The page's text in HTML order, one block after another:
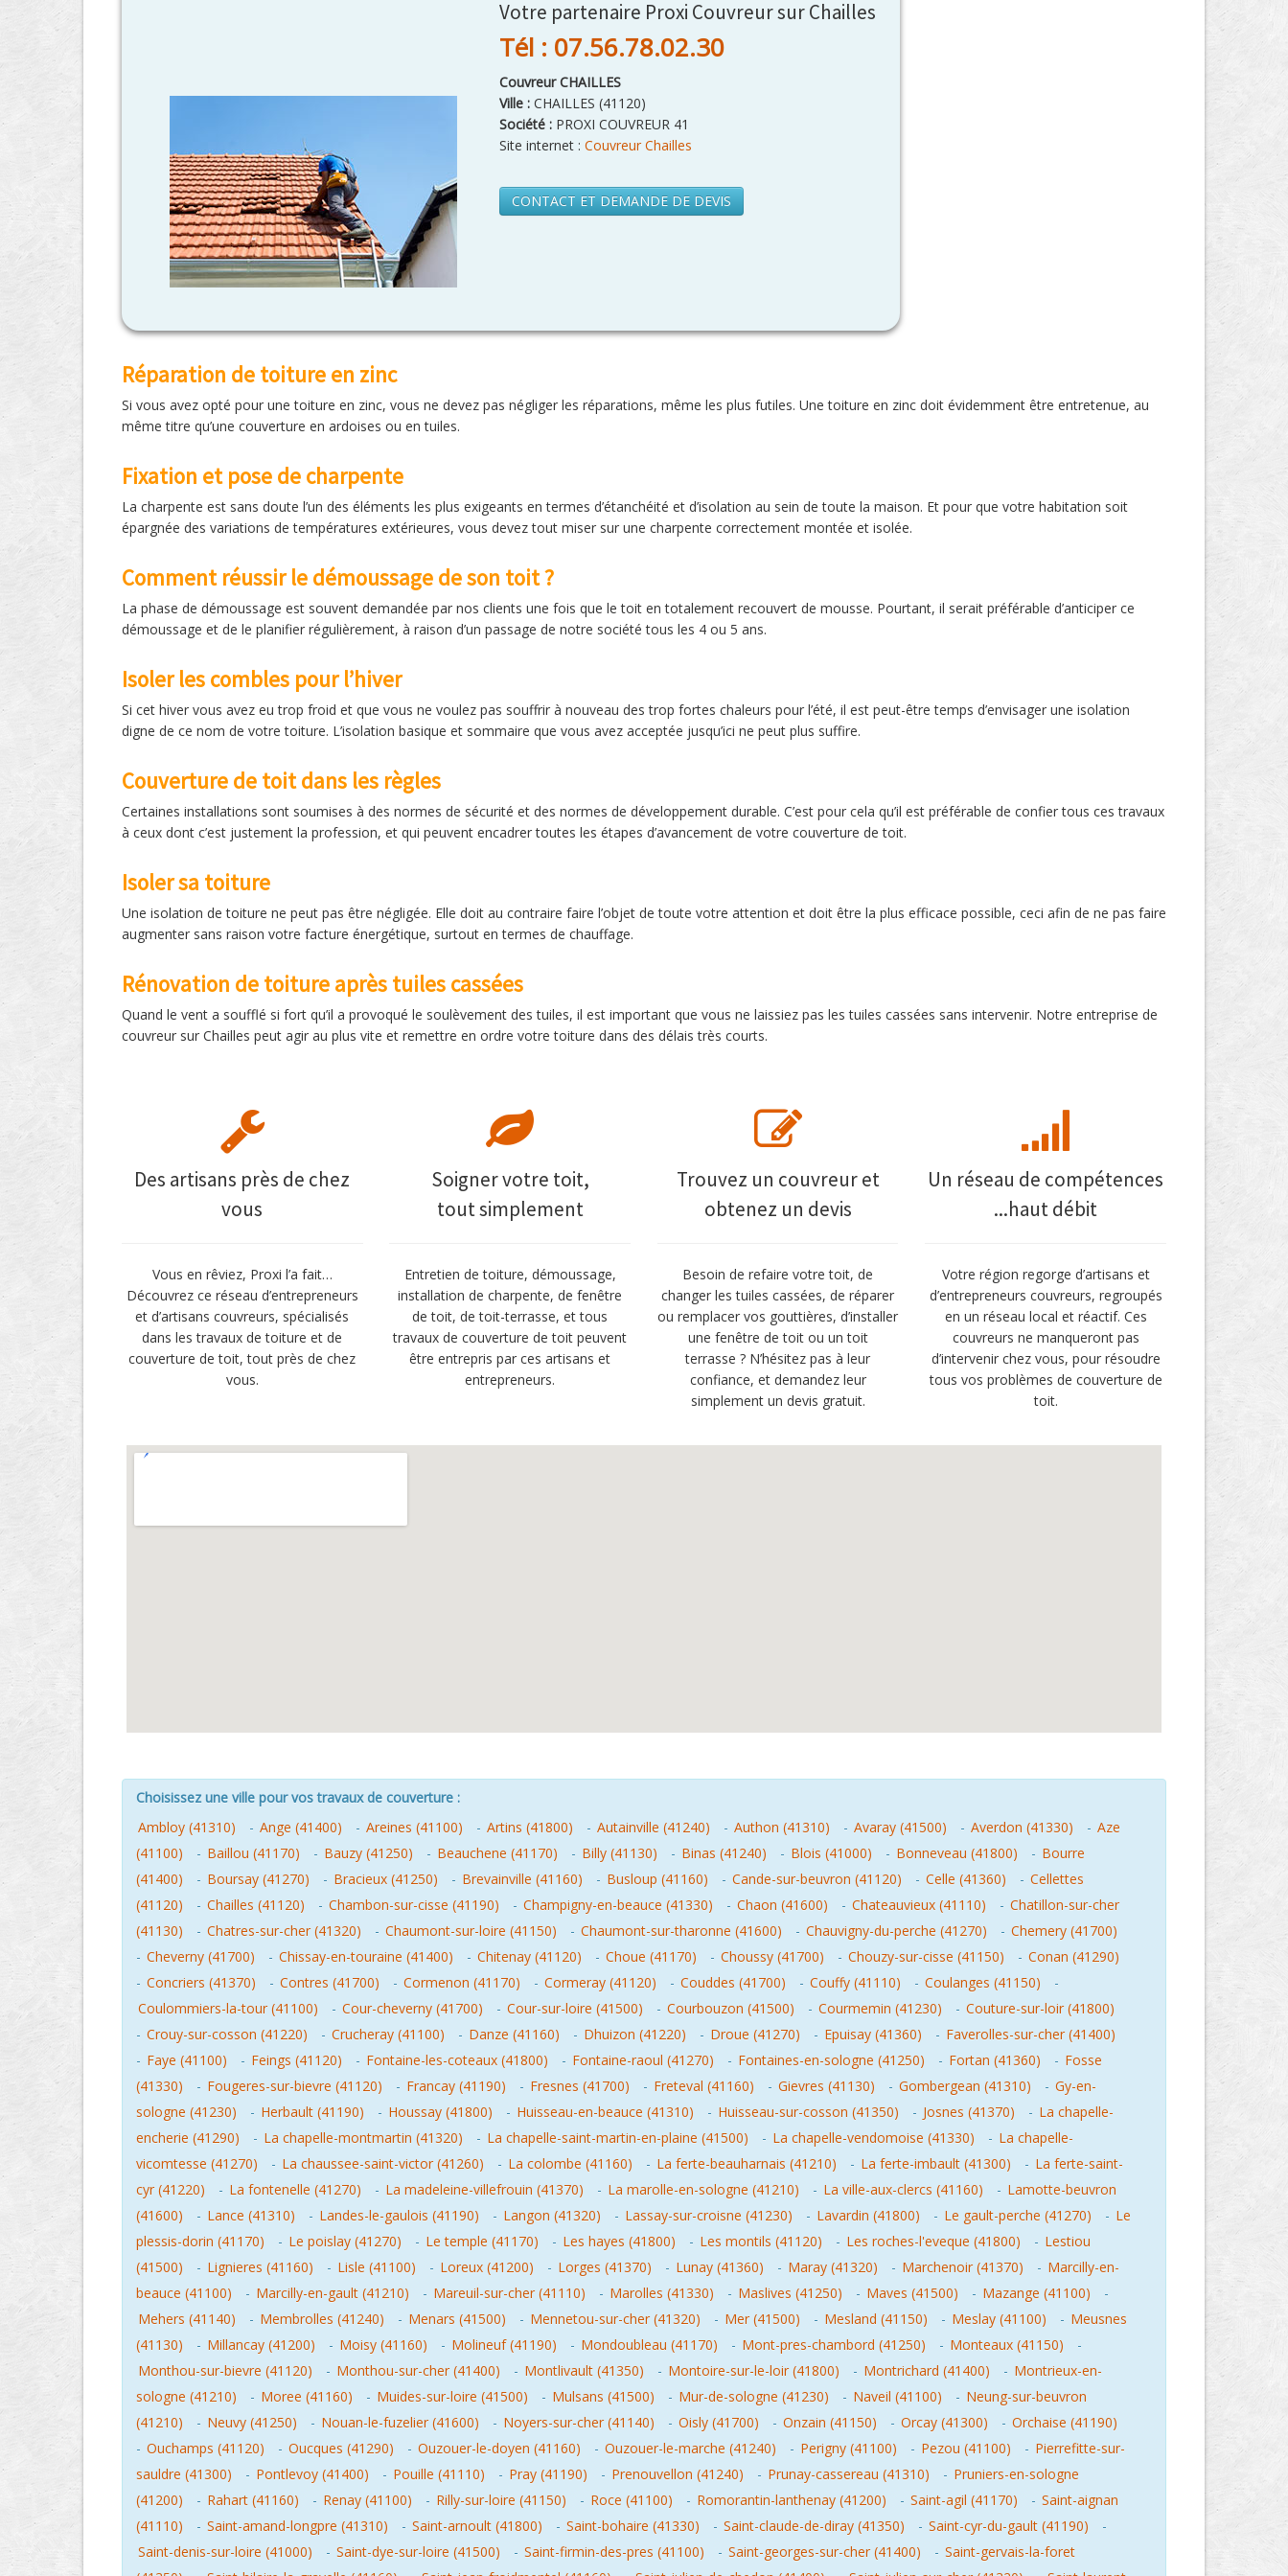
Votre partenaire Proxi Couvreur sur Chailles
Tél : 07.56.78.02.30
Couvreur CHAILLES
Ville : CHAILLES (41120)
Société : PROXI COUVREUR 41
Site internet : Couvreur Chailles
CONTACT ET DEMANDE DE DEVIS
Réparation de toiture en zinc
Si vous avez opté pour une toiture en zinc, vous ne devez pas négliger les réparations, même les plus futiles. Une toiture en zinc doit évidemment être entretenue, au
même titre qu’une couverture en ardoises ou en tuiles.
Fixation et pose de charpente
La charpente est sans doute l’un des éléments les plus exigeants en termes d’étanchéité et d’isolation au sein de toute la maison. Et pour que votre habitation soit
épargnée des variations de températures extérieures, vous devez tout miser sur une charpente correctement montée et isolée.
Comment réussir le démoussage de son toit ?
La phase de démoussage est souvent demandée par nos clients une fois que le toit en totalement recouvert de mousse. Pourtant, il serait préférable d’anticiper ce
démoussage et de le planifier régulièrement, à raison d’un passage de notre société tous les 4 ou 5 ans.
Isoler les combles pour l’hiver
Si cet hiver vous avez eu trop froid et que vous ne voulez pas souffrir à nouveau des trop fortes chaleurs pour l’été, il est peut-être temps d’envisager une isolation
digne de ce nom de votre toiture. L’isolation basique et sommaire que vous avez acceptée jusqu’ici ne peut plus suffire.
Couverture de toit dans les règles
Certaines installations sont soumises à des normes de sécurité et des normes de développement durable. C’est pour cela qu’il est préférable de confier tous ces travaux
à ceux dont c’est justement la profession, et qui peuvent encadrer toutes les étapes d’avancement de votre couverture de toit.
Isoler sa toiture
Une isolation de toiture ne peut pas être négligée. Elle doit au contraire faire l’objet de toute votre attention et doit être la plus efficace possible, ceci afin de ne pas faire
augmenter sans raison votre facture énergétique, surtout en termes de chauffage.
Rénovation de toiture après tuiles cassées
Quand le vent a soufflé si fort qu’il a provoqué le soulèvement des tuiles, il est important que vous ne laissiez pas les tuiles cassées sans intervenir. Notre entreprise de
couvreur sur Chailles peut agir au plus vite et remettre en ordre votre toiture dans des délais très courts.
Des artisans près de chez
vous
Vous en rêviez, Proxi l’a fait…
Découvrez ce réseau d’entrepreneurs
et d’artisans couvreurs, spécialisés
dans les travaux de toiture et de
couverture de toit, tout près de chez
vous.
Soigner votre toit,
tout simplement
Entretien de toiture, démoussage,
installation de charpente, de fenêtre
de toit, de toit-terrasse, et tous
travaux de couverture de toit peuvent
être entrepris par ces artisans et
entrepreneurs.
Trouvez un couvreur et
obtenez un devis
Besoin de refaire votre toit, de
changer les tuiles cassées, de réparer
ou remplacer vos gouttières, d’installer
une fenêtre de toit ou un toit
terrasse ? N’hésitez pas à leur
confiance, et demandez leur
simplement un devis gratuit.
Un réseau de compétences
...haut débit
Votre région regorge d’artisans et
d’entrepreneurs couvreurs, regroupés
en un réseau local et réactif. Ces
couvreurs ne manqueront pas
d’intervenir chez vous, pour résoudre
tous vos problèmes de couverture de
toit.
Choisissez une ville pour vos travaux de couverture :
Ambloy (41310)
- Ange (41400) - Areines (41100) - Artins (41800) - Autainville (41240) - Authon (41310) - Avaray (41500) - Averdon (41330) - Aze
(41100)
- Baillou (41170) - Bauzy (41250) - Beauchene (41170) - Billy (41130) - Binas (41240) - Blois (41000) - Bonneveau (41800) - Bourre
(41400)
- Boursay (41270) - Bracieux (41250) - Brevainville (41160) - Busloup (41160) - Cande-sur-beuvron (41120) - Celle (41360) - Cellettes
(41120)
- Chailles (41120) - Chambon-sur-cisse (41190) - Champigny-en-beauce (41330) - Chaon (41600) - Chateauvieux (41110) - Chatillon-sur-cher
(41130)
- Chatres-sur-cher (41320) - Chaumont-sur-loire (41150) - Chaumont-sur-tharonne (41600) - Chauvigny-du-perche (41270) - Chemery (41700)
- Cheverny (41700) - Chissay-en-touraine (41400) - Chitenay (41120) - Choue (41170) - Choussy (41700) - Chouzy-sur-cisse (41150) - Conan (41290)
- Concriers (41370) - Contres (41700) - Cormenon (41170) - Cormeray (41120) - Couddes (41700) - Couffy (41110) - Coulanges (41150)
-
Coulommiers-la-tour (41100)
- Cour-cheverny (41700) - Cour-sur-loire (41500) - Courbouzon (41500) - Courmemin (41230) - Couture-sur-loir (41800)
- Crouy-sur-cosson (41220) - Crucheray (41100) - Danze (41160) - Dhuizon (41220) - Droue (41270) - Epuisay (41360) - Faverolles-sur-cher (41400)
- Faye (41100) - Feings (41120) - Fontaine-les-coteaux (41800) - Fontaine-raoul (41270) - Fontaines-en-sologne (41250) - Fortan (41360) - Fosse
(41330)
- Fougeres-sur-bievre (41120) - Francay (41190) - Fresnes (41700) - Freteval (41160) - Gievres (41130) - Gombergean (41310) - Gy-en-
sologne (41230)
- Herbault (41190) - Houssay (41800) - Huisseau-en-beauce (41310) - Huisseau-sur-cosson (41350) - Josnes (41370) - La chapelle-
encherie (41290)
- La chapelle-montmartin (41320) - La chapelle-saint-martin-en-plaine (41500) - La chapelle-vendomoise (41330) - La chapelle-
vicomtesse (41270)
- La chaussee-saint-victor (41260) - La colombe (41160) - La ferte-beauharnais (41210) - La ferte-imbault (41300) - La ferte-saint-
cyr (41220)
- La fontenelle (41270) - La madeleine-villefrouin (41370) - La marolle-en-sologne (41210) - La ville-aux-clercs (41160) - Lamotte-beuvron
(41600)
- Lance (41310) - Landes-le-gaulois (41190) - Langon (41320) - Lassay-sur-croisne (41230) - Lavardin (41800) - Le gault-perche (41270) - Le
plessis-dorin (41170)
- Le poislay (41270) - Le temple (41170) - Les hayes (41800) - Les montils (41120) - Les roches-l'eveque (41800) - Lestiou
(41500)
- Lignieres (41160) - Lisle (41100) - Loreux (41200) - Lorges (41370) - Lunay (41360) - Maray (41320) - Marchenoir (41370) - Marcilly-en-
beauce (41100)
- Marcilly-en-gault (41210) - Mareuil-sur-cher (41110) - Marolles (41330) - Maslives (41250) - Maves (41500) - Mazange (41100)
-
Mehers (41140)
- Membrolles (41240) - Menars (41500) - Mennetou-sur-cher (41320) - Mer (41500) - Mesland (41150) - Meslay (41100) - Meusnes
(41130)
- Millancay (41200) - Moisy (41160) - Molineuf (41190) - Mondoubleau (41170) - Mont-pres-chambord (41250) - Monteaux (41150)
-
Monthou-sur-bievre (41120)
- Monthou-sur-cher (41400) - Montlivault (41350) - Montoire-sur-le-loir (41800) - Montrichard (41400) - Montrieux-en-
sologne (41210)
- Moree (41160) - Muides-sur-loire (41500) - Mulsans (41500) - Mur-de-sologne (41230) - Naveil (41100) - Neung-sur-beuvron
(41210)
- Neuvy (41250) - Nouan-le-fuzelier (41600) - Noyers-sur-cher (41140) - Oisly (41700) - Onzain (41150) - Orcay (41300) - Orchaise (41190)
- Ouchamps (41120) - Oucques (41290) - Ouzouer-le-doyen (41160) - Ouzouer-le-marche (41240) - Perigny (41100) - Pezou (41100) - Pierrefitte-sur-
sauldre (41300)
- Pontlevoy (41400) - Pouille (41110) - Pray (41190) - Prenouvellon (41240) - Prunay-cassereau (41310) - Pruniers-en-sologne
(41200)
- Rahart (41160) - Renay (41100) - Rilly-sur-loire (41150) - Roce (41100) - Romorantin-lanthenay (41200) - Saint-agil (41170) - Saint-aignan
(41110)
- Saint-amand-longpre (41310) - Saint-arnoult (41800) - Saint-bohaire (41330) - Saint-claude-de-diray (41350) - Saint-cyr-du-gault (41190)
-
Saint-denis-sur-loire (41000)
- Saint-dye-sur-loire (41500) - Saint-firmin-des-pres (41100) - Saint-georges-sur-cher (41400) - Saint-gervais-la-foret